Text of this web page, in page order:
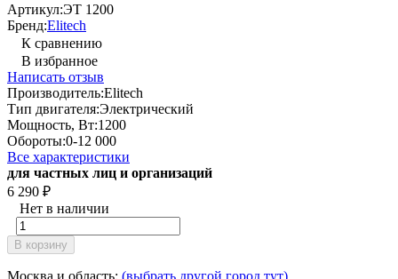
Артикул:ЭТ 1200
Бренд:Elitech
К сравнению
В избранное
Написать отзыв
Производитель:Elitech
Тип двигателя:Электрический
Мощность, Вт:1200
Обороты:0-12 000
Все характеристики
для частных лиц и организаций
6 290 ₽
Нет в наличии
В корзину
Москва и область: (выбрать другой город тут)